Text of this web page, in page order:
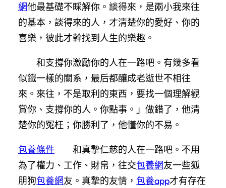
網他最基礎不睬解你。談得來，是兩小我來往
的基本，談得來的人，才清楚你的愛好、你的
喜樂，彼此才幹找到人生的樂趣。
和支撐你激勵你的人在一路吧。有幾多看
似鐵一樣的關系，最后都釀成老逝世不相往
來。來往，不是取利的東西，要找一個理解觀
賞你、支撐你的人。你點事。」做錯了，他清
楚你的冤枉；你勝利了，他懂你的不易。
包養條件 和真摯仁慈的人在一路吧。不用
為了權力、工作、財帛，往交包養網友一些狐
朋狗包養網友。真摯的友情， 包養app才有存在